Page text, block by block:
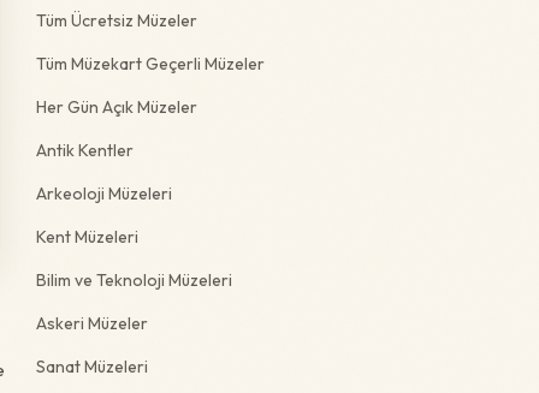
Tüm Ücretsiz Müzeler
Tüm Müzekart Geçerli Müzeler
Her Gün Açık Müzeler
Antik Kentler
Arkeoloji Müzeleri
Kent Müzeleri
Bilim ve Teknoloji Müzeleri
Askeri Müzeler
Sanat Müzeleri